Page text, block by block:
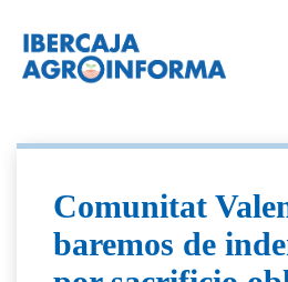
Comunitat
baremos de